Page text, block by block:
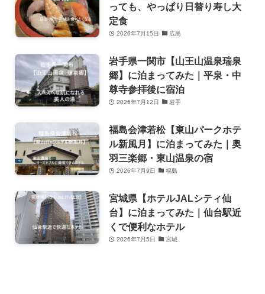
っても、やっぱり日替り寿し大
定食
2026年7月15日 広島
岩手県一関市【山王山温泉瑞泉
郷】に泊まってみた｜平泉・中
尊寺参拝後に宿泊
2026年7月12日 岩手
福島会津若松【東山パークホテ
ル新風月】に泊まってみた｜奥
羽三楽郷・東山温泉の宿
2026年7月9日 福島
宮城県【ホテルJALシティ仙
台】に泊まってみた｜仙台駅近
くで便利なホテル
2026年7月5日 宮城